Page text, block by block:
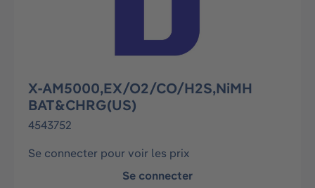
X-AM5000,EX/O2/CO/H2S,NiMH
BAT&CHRG(US)
4543752
Se connecter pour voir les prix
Se connecter